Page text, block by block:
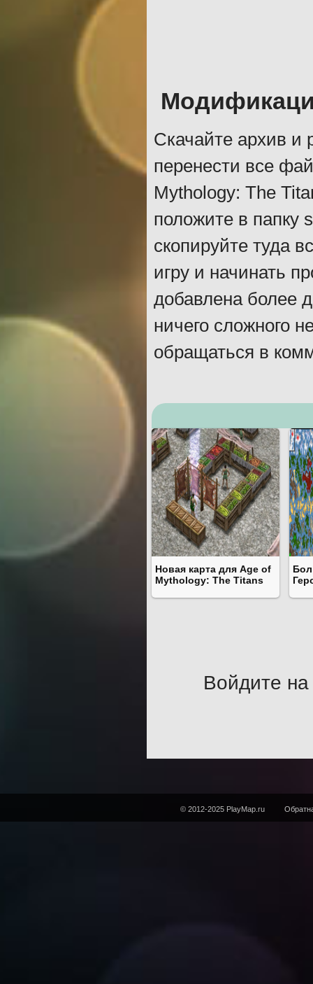
Скачайте архив и
перенести все
Mythology: The
положите в папку
скопируйте туда
игру и начинать
добавлена более
ничего сложного
обращаться в
Новая карта для Age of
Mythology: The Titans
Войдите на
© 2012-2025 PlayMap.ru